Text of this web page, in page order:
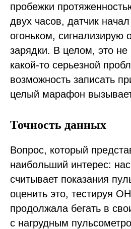
пробежки
двух часов, датчик
огоньком, сигнализирую
зарядки. В целом, это не
какой-то серьезной
возможность записать
целый марафон
Точность данных
Вопрос, который
наибольший интерес:
считывает показания
оценить это, тестируя
продолжала бегать в
с нагрудным